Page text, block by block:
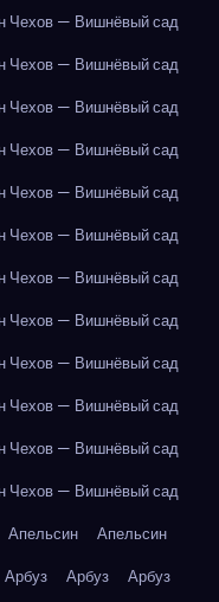
Чехов — Вишнёвый сад
Чехов — Вишнёвый сад
Чехов — Вишнёвый сад
Чехов — Вишнёвый сад
Чехов — Вишнёвый сад
Чехов — Вишнёвый сад
Чехов — Вишнёвый сад
Чехов — Вишнёвый сад
Чехов — Вишнёвый сад
Чехов — Вишнёвый сад
Чехов — Вишнёвый сад
Чехов — Вишнёвый сад
Апельсин
Апельсин
Арбуз Арбуз
Арбуз